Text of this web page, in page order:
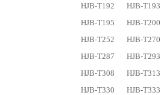
HJB-T192
HJB-T193
HJB-T195
HJB-T200
HJB-T252
HJB-T270
HJB-T287
HJB-T293
HJB-T308
HJB-T313
HJB-T330
HJB-T333